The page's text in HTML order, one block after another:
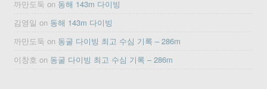
까만도둑 on 동해 143m 다이빙
김영일 on 동해 143m 다이빙
까만도둑 on 동굴 다이빙 최고 수심 기록 – 286m
이창호 on 동굴 다이빙 최고 수심 기록 – 286m